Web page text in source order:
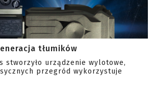
tłumików
stworzyło urządzenie wylotowe,
przegród wykorzystuje